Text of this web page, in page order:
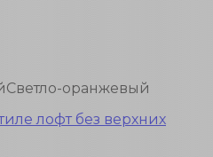
Светло-оранжевый
лофт без верхних